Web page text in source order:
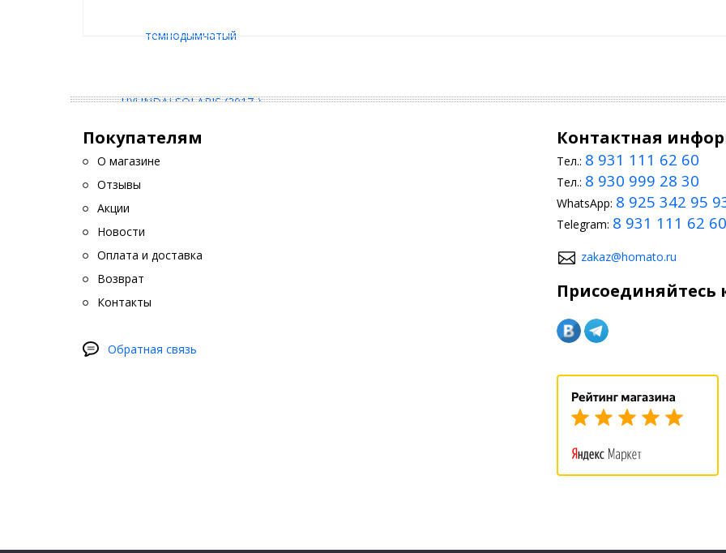
Покупателям
О магазине
Отзывы
Акции
Новости
Оплата и доставка
Возврат
Контакты
Обратная связь
Контактная
Тел.: 8 931 111 62 60
Тел.: 8 930 999 28 30
WhatsApp: 8 925 342 95
Telegram: 8 931 111 62 60
zakaz@homato.ru
Присоединяйтесь